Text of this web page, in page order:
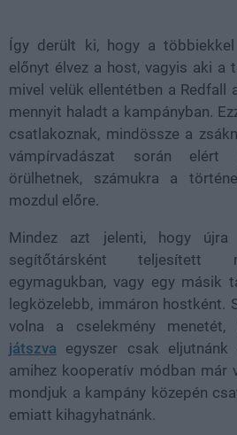
Így derült ki, hogy a többiekkel
előnyt élvez a host, vagyis aki a
mivel velük ellentétben a Redfall
mennyit haladt a kampányban.
csatlakoznak, mindössze a
vámpírvadászat során elért
örülhetnek, számukra a
mozdul előre.
Mindez azt jelenti, hogy
segítőtársként teljesített
egymagukban, vagy egy másik
legközelebb, immáron hostként.
volna a cselekmény menetét,
játszva egyszer csak
amihez kooperatív módban már
mondjuk a kampány közepén
emiatt kihagyhatnánk.